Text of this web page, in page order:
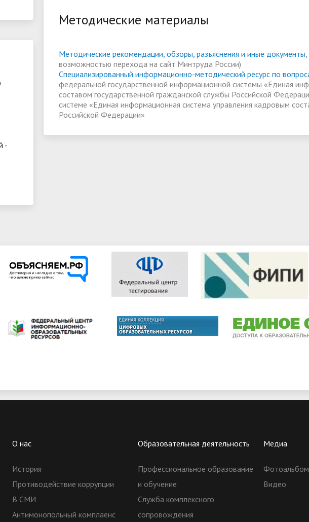
обучающихся
Вакантные места для приёма
(перевода)
Доступная среда
Организация питания в
образовательной
Воспитательная работа Ассамблея 2026
-
Методические материалы
Методические рекомендации, обзоры, разъяснения и иные документы
возможностью перехода на сайт Минтруда России)
Специализированный информационно-методический ресурс по
федеральной государственной информационной системы «Единая
составом государственной гражданской службы Российской
системе «Единая информационная система управления кадровым
Российской Федерации»
О нас
История
Противодействие коррупции
В СМИ
Антимонопольный комплаенс
Образовательная деятельность
Профессиональное образование
и обучение
Служба комплексного
сопровождения
Медиа
Видео